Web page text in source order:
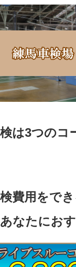
は3つのコ
費用をで
なたにお